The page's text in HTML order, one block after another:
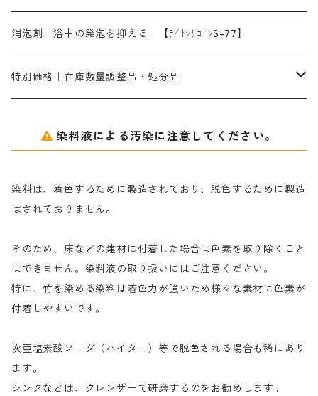
片羽刷毛
シルクフィックス３A｜絹の染料定着向上剤
ソーダ灰
染料溶解剤
セレナゾールPDN｜各種染料の染料溶解剤
化学糊（PVA）
防腐剤｜アルカリ性
部分脱色｜デグロリンSコンク
メイプロガムNP｜にじみ防止剤
アミラヂンD｜浸透・複色抑制剤
捺染糊
メイプロガムNP（綿・麻・絹用｜直接・酸性・含金染料用）
白場汚染防止剤｜ソーピング剤｜水洗する際の再汚染防止剤
ア行
カ行
ナ行
ハ行
マ行
消泡剤｜浴中の発泡を抑える｜【ﾗｲﾄｼﾘｺｰﾝS-77】
特別価格｜在庫数量調整品・処分品
粉末顔料
綿・麻を染める染料
絹・羊毛を染める染料
染料液による汚染に注意してください。
染料は、着色するために製造されており、脱色するために製造
はされておりません。
そのため、床などの建材に付着した場合は色素を取り除くこと
はできません。染料液の取り扱いにはご注意ください。
特に、竹を染める染料は着色力が強いため様々な素材に色素が
付着しやすいです。
次亜塩素酸ソーダ（ハイター）等で脱色される場合も稀にあり
ます。
シンクなどは、クレンザーで研磨するのをお勧めします。